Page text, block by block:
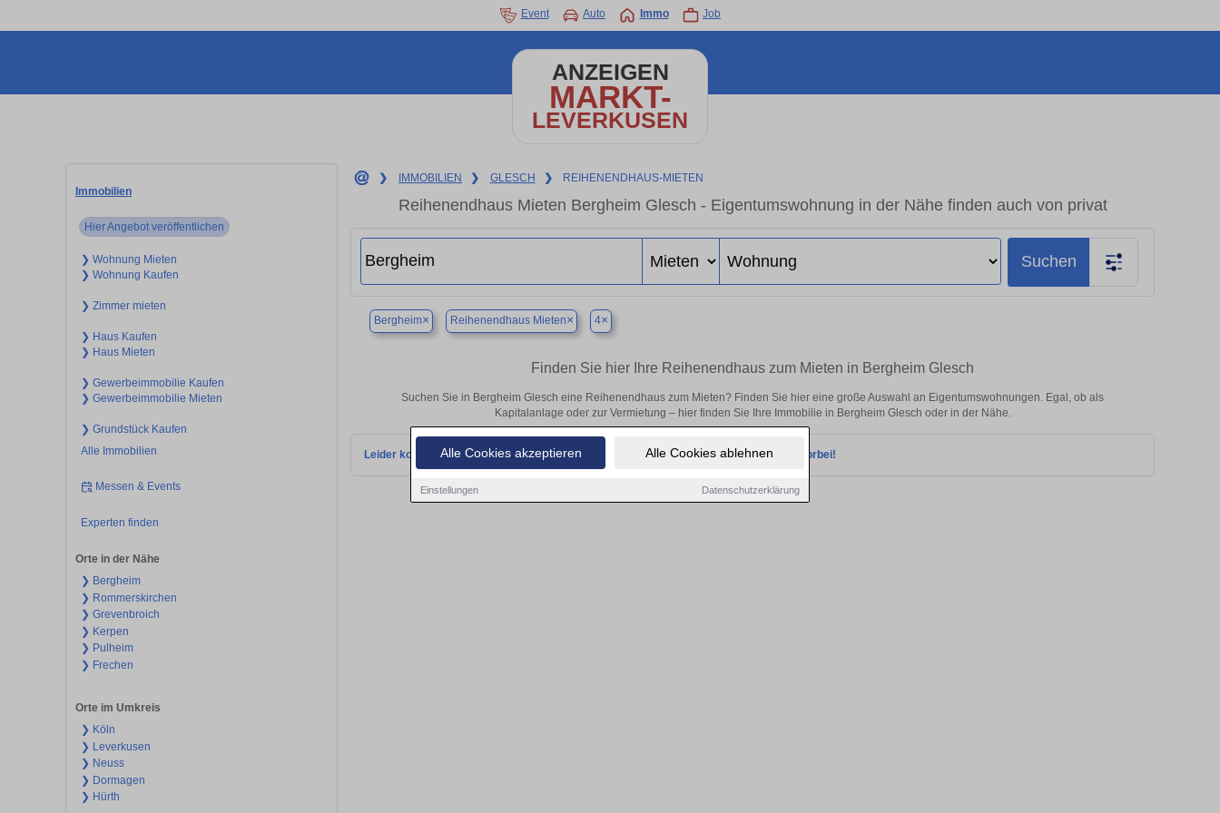
Alle Cookies akzeptieren Alle Cookies ablehnen
Einstellungen Datenschutzerklärung
Event Auto Immo Job
ANZEIGEN
MARKT-
LEVERKUSEN
Immobilien
Hier Angebot veröffentlichen
❯ Wohnung Mieten
❯ Wohnung Kaufen
❯ Zimmer mieten
❯ Haus Kaufen
❯ Haus Mieten
❯ Gewerbeimmobilie Kaufen
❯ Gewerbeimmobilie Mieten
❯ Grundstück Kaufen
Alle Immobilien
Messen & Events
Experten finden
Orte in der Nähe
❯ Bergheim
❯ Rommerskirchen
❯ Grevenbroich
❯ Kerpen
❯ Pulheim
❯ Frechen
Orte im Umkreis
❯ Köln
❯ Leverkusen
❯ Neuss
❯ Dormagen
❯ Hürth
❯ IMMOBILIEN ❯ GLESCH ❯ REIHENENDHAUS-MIETEN
Reihenendhaus Mieten Bergheim Glesch - Eigentumswohnung in der Nähe finden auch von privat
Suchen
Bergheim× Reihenendhaus Mieten× 4×
Finden Sie hier Ihre Reihenendhaus zum Mieten in Bergheim Glesch
Suchen Sie in Bergheim Glesch eine Reihenendhaus zum Mieten? Finden Sie hier eine große Auswahl an Eigentumswohnungen. Egal, ob als
Kapitalanlage oder zur Vermietung – hier finden Sie Ihre Immobilie in Bergheim Glesch oder in der Nähe.
Leider konnten wir derzeit keine passenden Objekte finden. Schauen Sie bald wieder vorbei!